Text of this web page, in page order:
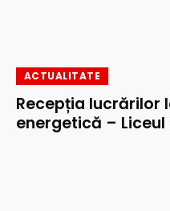
ACTUALITATE
Recepția lucrărilor
energetică – Liceul